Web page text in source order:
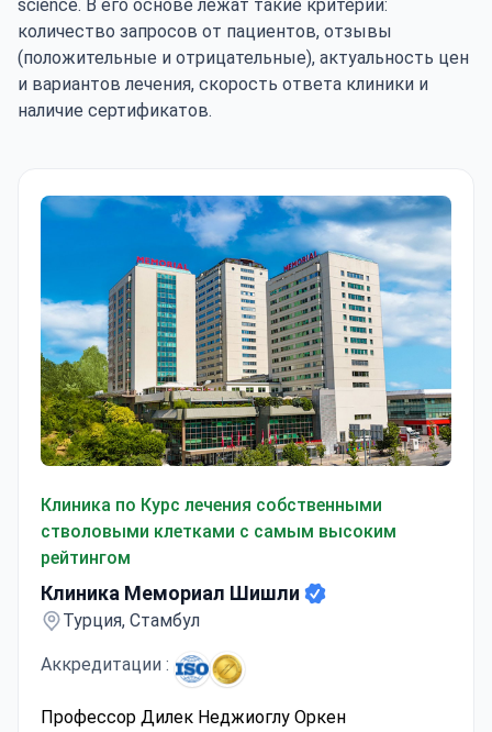
science. В его основе лежат такие критерии:
количество запросов от пациентов, отзывы
(положительные и отрицательные), актуальность цен
и вариантов лечения, скорость ответа клиники и
наличие сертификатов.
Клиника по Курс лечения собственными
стволовыми клетками с самым высоким
рейтингом
Клиника Мемориал Шишли
Турция, Стамбул
Аккредитации :
Профессор Дилек Неджиоглу Оркен